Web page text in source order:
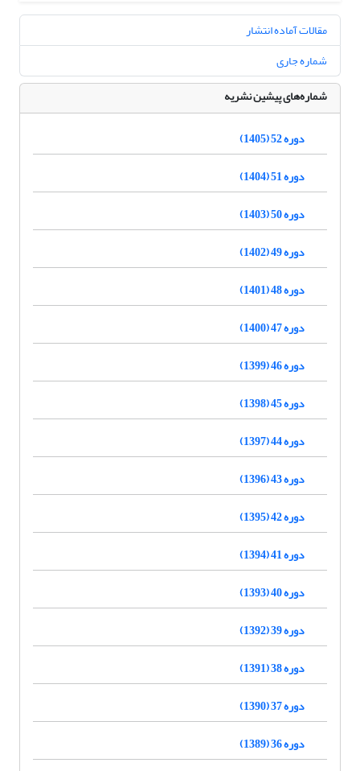
مقالات آماده انتشار
شماره جاری
شماره‌های پیشین نشریه
دوره 52 (1405)
دوره 51 (1404)
دوره 50 (1403)
دوره 49 (1402)
دوره 48 (1401)
دوره 47 (1400)
دوره 46 (1399)
دوره 45 (1398)
دوره 44 (1397)
دوره 43 (1396)
دوره 42 (1395)
دوره 41 (1394)
دوره 40 (1393)
دوره 39 (1392)
دوره 38 (1391)
دوره 37 (1390)
دوره 36 (1389)